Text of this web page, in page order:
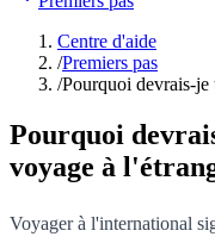
Centre d'aide
/Premiers pas
/Pourquoi devrais-je
Pourquoi
voyage à
Voyager à l'international